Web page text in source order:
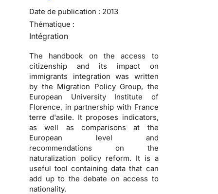
Date de publication : 2013
Thématique :
Intégration
The handbook on the access to
citizenship and its impact on
immigrants integration was written
by the Migration Policy Group, the
European University Institute of
Florence, in partnership with France
terre d'asile. It proposes indicators,
as well as comparisons at the
European level and
recommendations on the
naturalization policy reform. It is a
useful tool containing data that can
add up to the debate on access to
nationality.